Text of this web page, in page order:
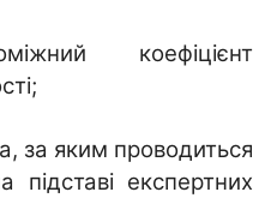
коефіцієнт
за яким проводиться
підставі експертних